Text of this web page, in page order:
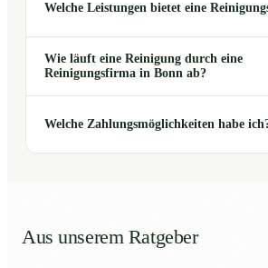
Welche Leistungen bietet eine
Wie läuft eine Reinigung durch eine
Reinigungsfirma in Bonn ab?
Welche Zahlungsmöglichkeiten habe
Aus unserem Ratgeber